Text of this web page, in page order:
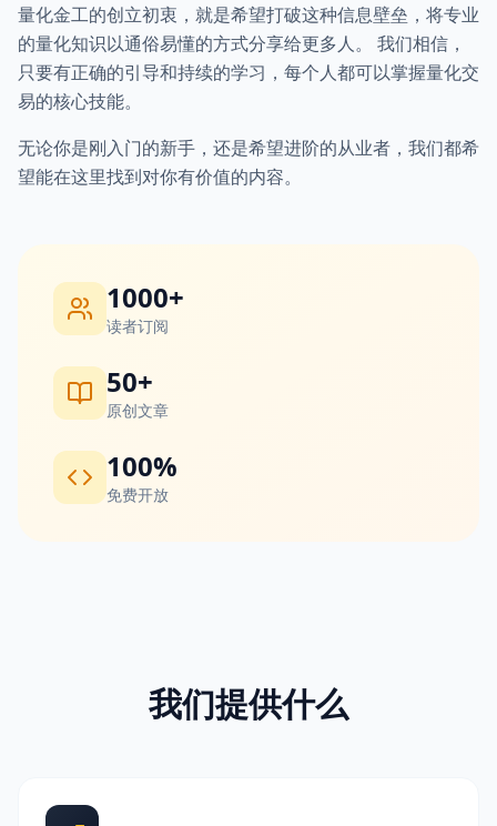
量化金工的创立初衷，就是希望打破这种信息壁垒，将专业
的量化知识以通俗易懂的方式分享给更多人。 我们相信，
只要有正确的引导和持续的学习，每个人都可以掌握量化交
易的核心技能。
无论你是刚入门的新手，还是希望进阶的从业者，我们都希
望能在这里找到对你有价值的内容。
1000+
读者订阅
50+
原创文章
100%
免费开放
我们提供什么